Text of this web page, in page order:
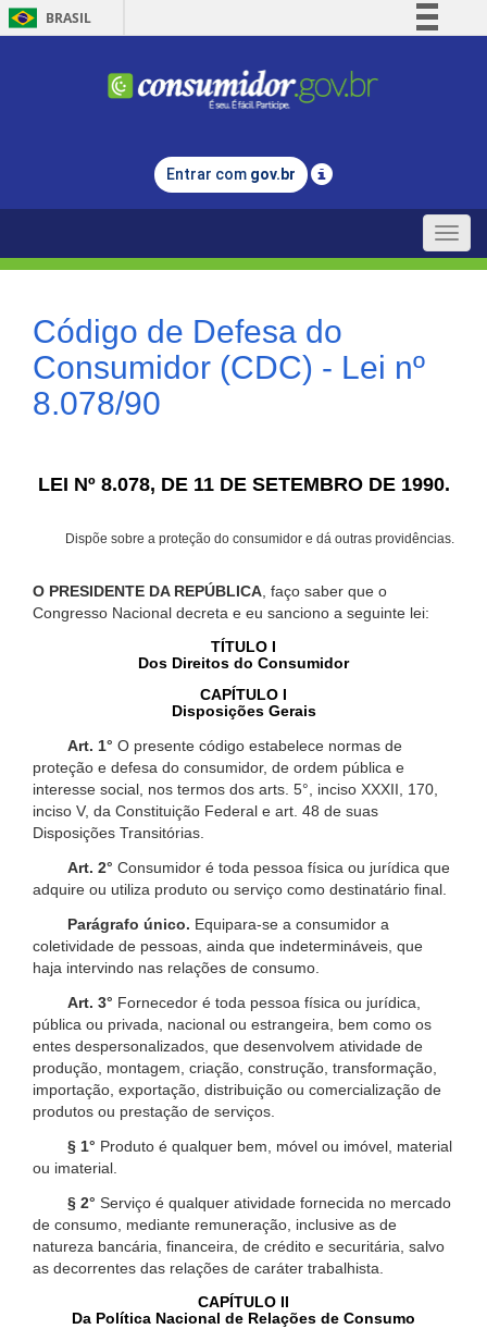
BRASIL
Comunica BR
Legislação
Entrar com gov.br
Toggle
Código de Defesa do
Consumidor (CDC) - Lei nº
8.078/90
LEI Nº 8.078, DE 11 DE SETEMBRO DE 1990.
Dispõe sobre a proteção do consumidor e dá outras providências.
O PRESIDENTE DA REPÚBLICA , faço saber que o
Congresso Nacional decreta e eu sanciono a seguinte lei:
TÍTULO I
Dos Direitos do Consumidor
CAPÍTULO I
Disposições Gerais
Art. 1° O presente código estabelece normas de
proteção e defesa do consumidor, de ordem pública e
interesse social, nos termos dos arts. 5°, inciso XXXII, 170,
inciso V, da Constituição Federal e art. 48 de suas
Disposições Transitórias.
Art. 2° Consumidor é toda pessoa física ou jurídica que
adquire ou utiliza produto ou serviço como destinatário final.
Parágrafo único. Equipara-se a consumidor a
coletividade de pessoas, ainda que indetermináveis, que
haja intervindo nas relações de consumo.
Art. 3° Fornecedor é toda pessoa física ou jurídica,
pública ou privada, nacional ou estrangeira, bem como os
entes despersonalizados, que desenvolvem atividade de
produção, montagem, criação, construção, transformação,
importação, exportação, distribuição ou comercialização de
produtos ou prestação de serviços.
§ 1° Produto é qualquer bem, móvel ou imóvel, material
ou imaterial.
§ 2° Serviço é qualquer atividade fornecida no mercado
de consumo, mediante remuneração, inclusive as de
natureza bancária, financeira, de crédito e securitária, salvo
as decorrentes das relações de caráter trabalhista.
CAPÍTULO II
Da Política Nacional de Relações de Consumo